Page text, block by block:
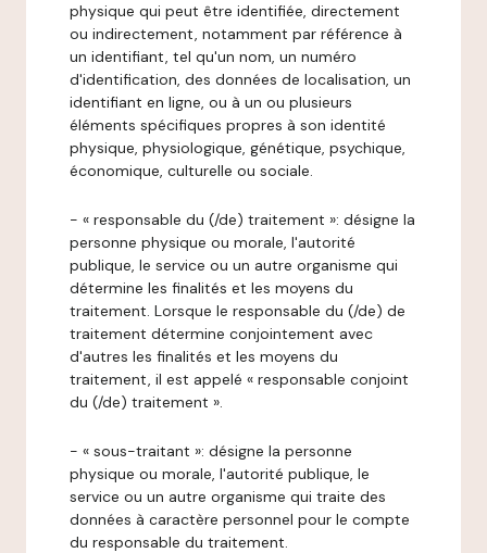
physique qui peut être identifiée, directement
ou indirectement, notamment par référence à
un identifiant, tel qu'un nom, un numéro
d'identification, des données de localisation, un
identifiant en ligne, ou à un ou plusieurs
éléments spécifiques propres à son identité
physique, physiologique, génétique, psychique,
économique, culturelle ou sociale.
- « responsable du (/de) traitement »: désigne la
personne physique ou morale, l'autorité
publique, le service ou un autre organisme qui
détermine les finalités et les moyens du
traitement. Lorsque le responsable du (/de) de
traitement détermine conjointement avec
d'autres les finalités et les moyens du
traitement, il est appelé « responsable conjoint
du (/de) traitement ».
- « sous-traitant »: désigne la personne
physique ou morale, l'autorité publique, le
service ou un autre organisme qui traite des
données à caractère personnel pour le compte
du responsable du traitement.